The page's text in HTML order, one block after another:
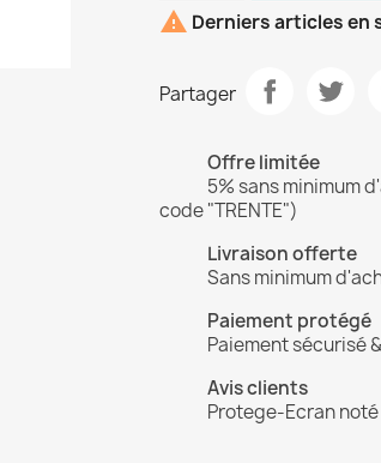
 Derniers articles en
Partager
Offre limitée
5% sans minimum
code "TRENTE")
Livraison offerte
Sans minimum
Paiement protégé
Paiement sécurisé
Avis clients
Protege-Ecran